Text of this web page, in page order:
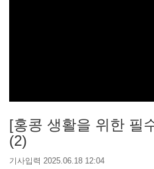
[홍콩 생활을 위한 필
(2)
기사입력 2025.06.18 12:04